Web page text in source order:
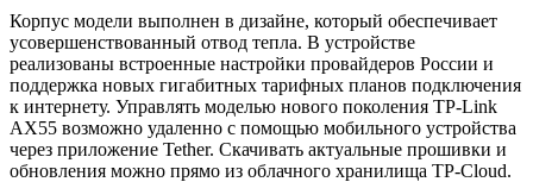
Корпус модели выполнен в дизайне, который обеспечивает
усовершенствованный отвод тепла. В устройстве
реализованы встроенные настройки провайдеров России и
поддержка новых гигабитных тарифных планов подключения
к интернету. Управлять моделью нового поколения TP-Link
AX55 возможно удаленно с помощью мобильного устройства
через приложение Tether. Скачивать актуальные прошивки и
обновления можно прямо из облачного хранилища TP-Cloud.